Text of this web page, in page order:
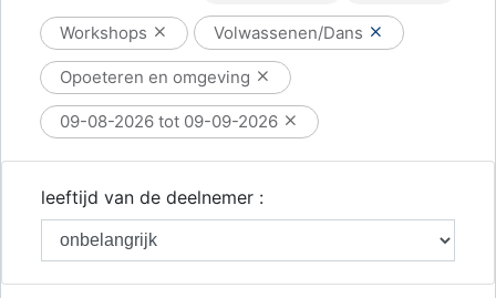
Workshops Volwassenen/Dans
Opoeteren en omgeving
09-08-2026 tot 09-09-2026
leeftijd van de deelnemer :